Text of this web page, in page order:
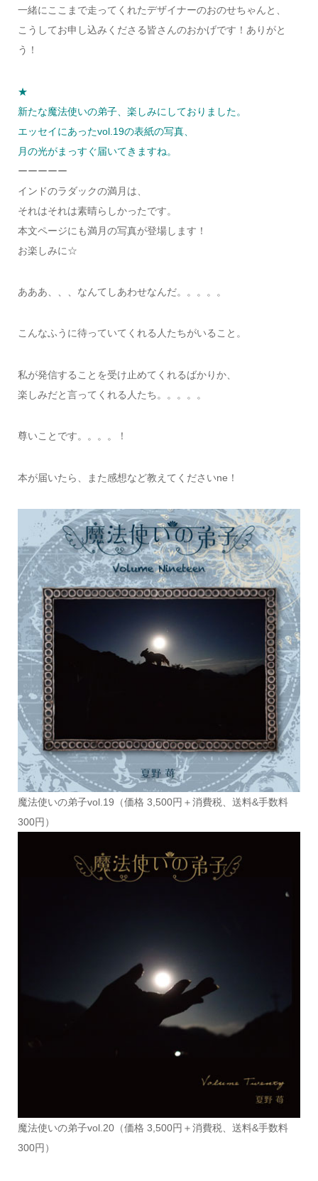
一緒にここまで走ってくれたデザイナーのおのせちゃんと、
こうしてお申し込みくださる皆さんのおかげです！ありがと
う！
★
新たな魔法使いの弟子、楽しみにしておりました。
エッセイにあったvol.19の表紙の写真、
月の光がまっすぐ届いてきますね。
ーーーーー
インドのラダックの満月は、
それはそれは素晴らしかったです。
本文ページにも満月の写真が登場します！
お楽しみに☆
あああ、、、なんてしあわせなんだ。。。。。
こんなふうに待っていてくれる人たちがいること。
私が発信することを受け止めてくれるばかりか、
楽しみだと言ってくれる人たち。。。。。
尊いことです。。。。！
本が届いたら、また感想など教えてくださいne！
魔法使いの弟子vol.19（価格 3,500円＋消費税、送料&手数料
300円）
魔法使いの弟子vol.20（価格 3,500円＋消費税、送料&手数料
300円）